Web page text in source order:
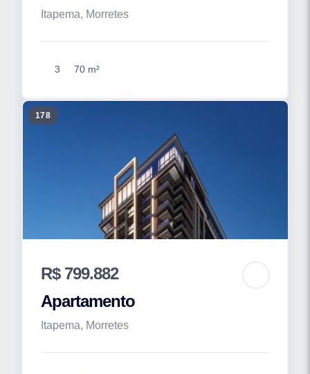
Itapema, Morretes
3 70 m²
178
R$ 799.882
Apartamento
Itapema, Morretes